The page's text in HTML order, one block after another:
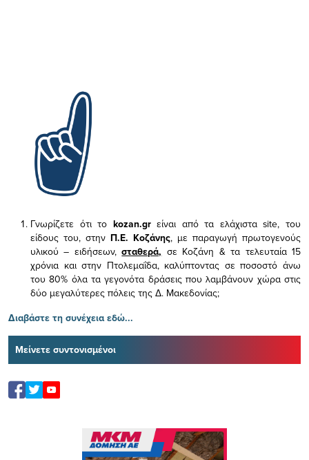
Γνωρίζετε ότι το kozan.gr είναι από τα ελάχισταsite, του
είδους του, στην Π.Ε. Κοζάνης, με παραγωγή πρωτογενούς
υλικού – ειδήσεων,σταθερά, σε Κοζάνη & τα τελευταία 15
χρόνια και στην Πτολεμαΐδα, καλύπτοντας σε ποσοστό άνω
του 80% όλα τα γεγονότα δράσεις που λαμβάνουν χώρα στις
δύο μεγαλύτερες πόλεις της Δ. Μακεδονίας;
Διαβάστε τη συνέχεια εδώ...
Μείνετε συντονισμένοι